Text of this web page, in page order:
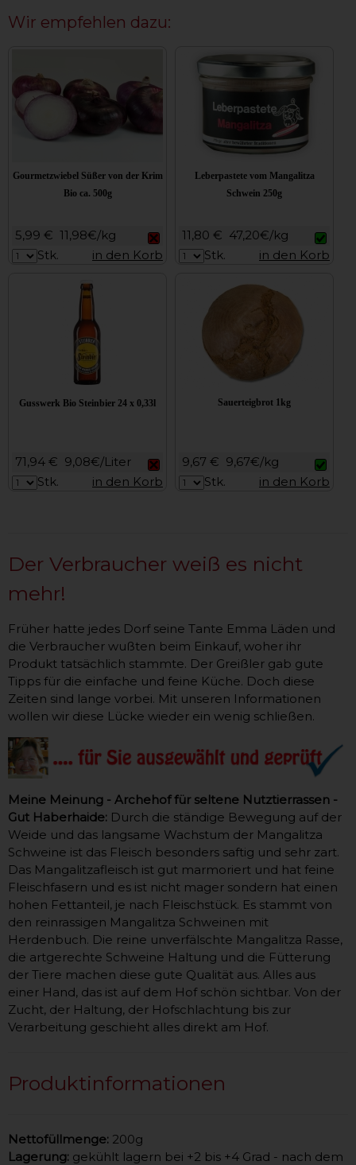
Wir empfehlen dazu:
Gourmetzwiebel Süßer von der Krim
Bio ca. 500g
5,99 € 11,98€/kg
Stk.
in den Korb
Leberpastete vom Mangalitza
Schwein 250g
11,80 € 47,20€/kg
Stk.
in den Korb
Gusswerk Bio Steinbier 24 x 0,33l
71,94 € 9,08€/Liter
Stk.
in den Korb
Sauerteigbrot 1kg
9,67 € 9,67€/kg
Stk.
in den Korb
Der Verbraucher weiß es nicht
mehr!
Früher hatte jedes Dorf seine Tante Emma Läden und
die Verbraucher wußten beim Einkauf, woher ihr
Produkt tatsächlich stammte. Der Greißler gab gute
Tipps für die einfache und feine Küche. Doch diese
Zeiten sind lange vorbei. Mit unseren Informationen
wollen wir diese Lücke wieder ein wenig schließen.
Meine Meinung - Archehof für seltene Nutztierrassen -
Gut Haberhaide: Durch die ständige Bewegung auf der
Weide und das langsame Wachstum der Mangalitza
Schweine ist das Fleisch besonders saftig und sehr zart.
Das Mangalitzafleisch ist gut marmoriert und hat feine
Fleischfasern und es ist nicht mager sondern hat einen
hohen Fettanteil, je nach Fleischstück. Es stammt von
den reinrassigen Mangalitza Schweinen mit
Herdenbuch. Die reine unverfälschte Mangalitza Rasse,
die artgerechte Schweine Haltung und die Fütterung
der Tiere machen diese gute Qualität aus. Alles aus
einer Hand, das ist auf dem Hof schön sichtbar. Von der
Zucht, der Haltung, der Hofschlachtung bis zur
Verarbeitung geschieht alles direkt am Hof.
Produktinformationen
Nettofüllmenge: 200g
Lagerung: gekühlt lagern bei +2 bis +4 Grad - nach dem